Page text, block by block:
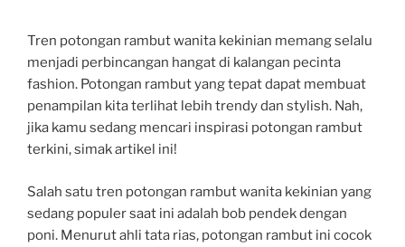
Tren potongan rambut wanita kekinian memang selalu
menjadi perbincangan hangat di kalangan pecinta
fashion. Potongan rambut yang tepat dapat membuat
penampilan kita terlihat lebih trendy dan stylish. Nah,
jika kamu sedang mencari inspirasi potongan rambut
terkini, simak artikel ini!
Salah satu tren potongan rambut wanita kekinian yang
sedang populer saat ini adalah bob pendek dengan
poni. Menurut ahli tata rias, potongan rambut ini cocok